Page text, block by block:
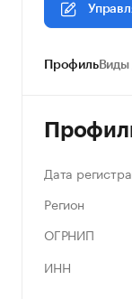
ПрофильВиды
Дата
Регион
ОГРНИП
ИНН